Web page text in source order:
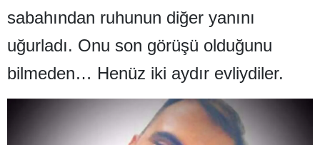
Giresun
Gümüşhane
Hakkari
Hatay
Isparta
sabahından ruhunun diğer yanını
uğurladı. Onu son görüşü olduğunu
bilmeden… Henüz iki aydır evliydiler.